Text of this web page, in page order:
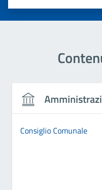
Valuta 5
Valuta 4
Valuta 3 stelle
Valuta 2 stelle su 5
Valuta 1 stelle su 5
Consiglio Comunale